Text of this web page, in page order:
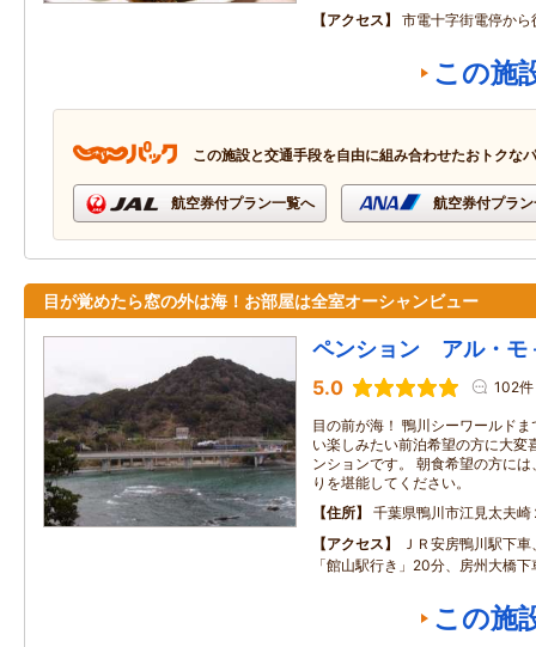
アクセス
市電十字街電停から
この施
この施設と交通手段を自由に組み合わせたおトクな
航空券付プラン一覧へ 航空券付プラ
目が覚めたら窓の外は海！お部屋は全室オーシャンビュー
ペンション アル・モ
5.0 102件
目の前が海！ 鴨川シーワールド
い楽しみたい前泊希望の方に大変
ンションです。 朝食希望の方に
りを堪能してください。
住所
千葉県鴨川市江見太夫崎
アクセス
ＪＲ安房鴨川駅下
「館山駅行き」20分、房州大橋
この施